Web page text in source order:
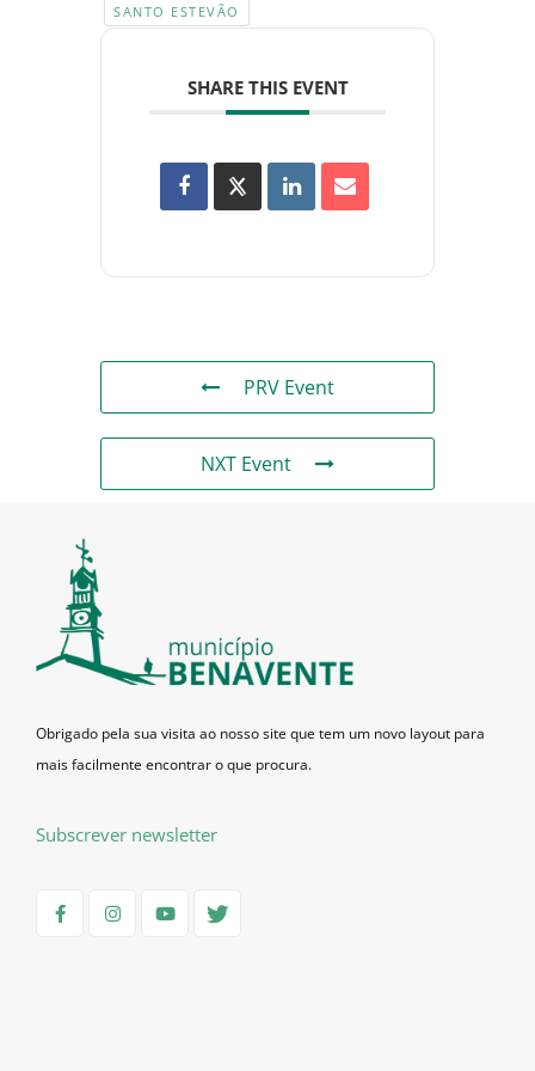
SANTO ESTEVÃO
SHARE THIS EVENT
PRV Event
NXT Event
Obrigado pela sua visita ao nosso site que tem um novo layout para
mais facilmente encontrar o que procura.
Subscrever newsletter